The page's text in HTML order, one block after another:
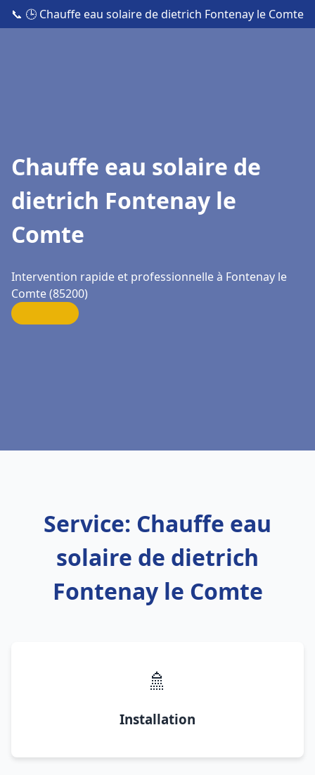
📞 🕒 Chauffe eau solaire de dietrich Fontenay le Comte
Chauffe eau solaire de
dietrich Fontenay le
Comte
Intervention rapide et professionnelle à Fontenay le
Comte (85200)
Service: Chauffe eau
solaire de dietrich
Fontenay le Comte
🚿
Installation